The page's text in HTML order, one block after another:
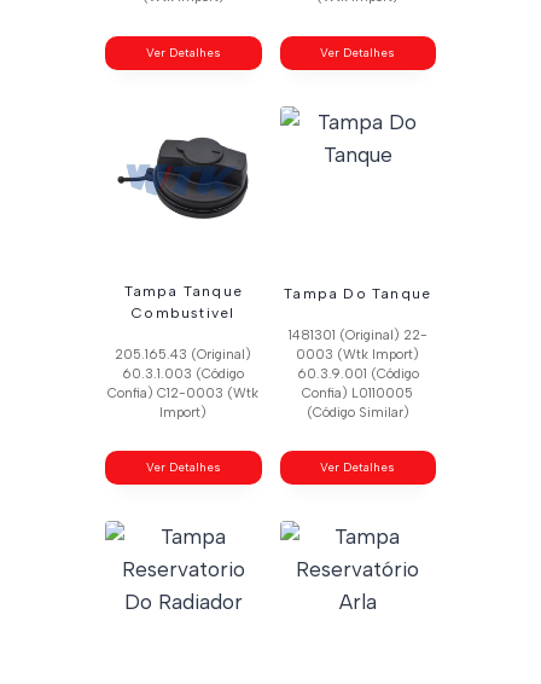
Ver Detalhes Ver Detalhes
Tampa Tanque
Combustivel
205.165.43 (Original)
60.3.1.003 (Código
Confia) C12-0003 (Wtk
Import)
Ver Detalhes
Tampa Do Tanque
1481301 (Original) 22-
0003 (Wtk Import)
60.3.9.001 (Código
Confia) L0110005
(Código Similar)
Ver Detalhes